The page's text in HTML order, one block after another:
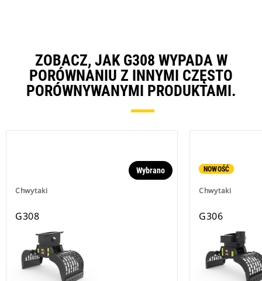
ZOBACZ, JAK G308 WYPADA W
PORÓWNANIU Z INNYMI CZĘSTO
PORÓWNYWANYMI PRODUKTAMI.
Chwytaki
Wybrano
G308
NOWOŚĆ
Chwytaki
G306